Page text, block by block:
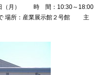
（月） 時 間：10:30～18:00
場所：産業展示館２号館 主